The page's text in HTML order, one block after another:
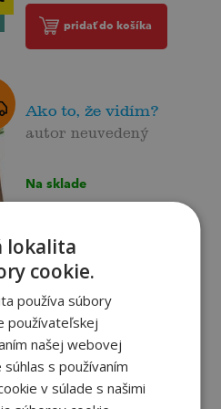
pridať do košíka
Ako to, že vidím?
autor neuvedený
Na sklade
ako vnímame svet okolo nás....
pridať do košíka
lokalita
cookie.
používa súbory
používateľskej
našej webovej
s používaním
v súlade s našimi